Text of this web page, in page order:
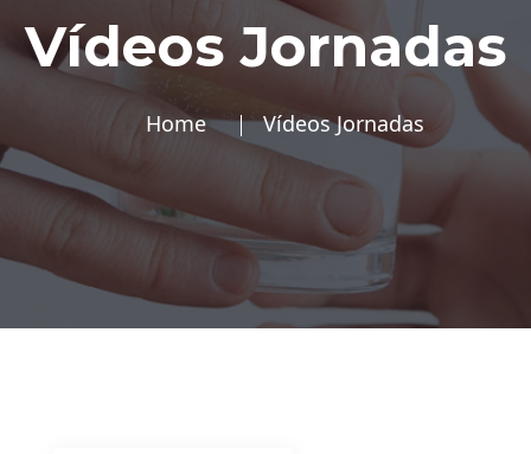
Vídeos Jornadas
Home Vídeos Jornadas